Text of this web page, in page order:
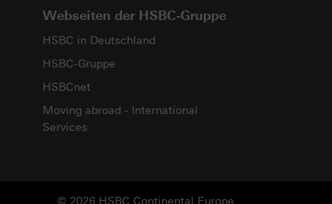
Webseiten der HSBC-Gruppe
HSBC in Deutschland
HSBC-Gruppe
HSBCnet
Moving abroad - International
Services
© 2026 HSBC Continental Europe